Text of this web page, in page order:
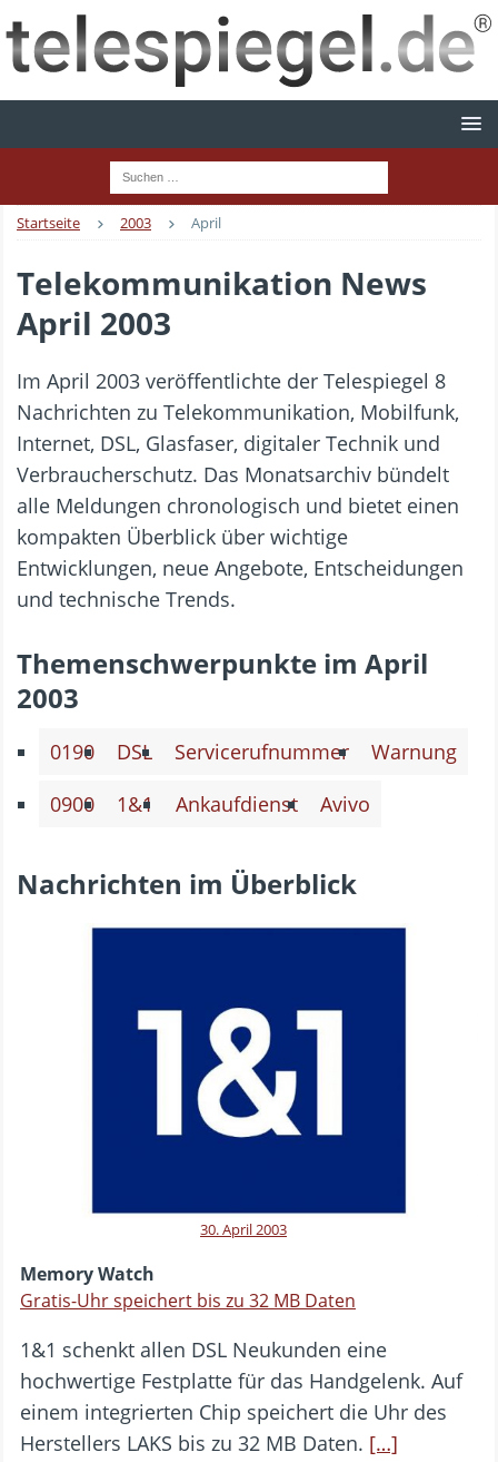
Startseite 2003 April
Telekommunikation News
April 2003
Im April 2003 veröffentlichte der Telespiegel 8
Nachrichten zu Telekommunikation, Mobilfunk,
Internet, DSL, Glasfaser, digitaler Technik und
Verbraucherschutz. Das Monatsarchiv bündelt
alle Meldungen chronologisch und bietet einen
kompakten Überblick über wichtige
Entwicklungen, neue Angebote, Entscheidungen
und technische Trends.
Themenschwerpunkte im April
2003
0190 DSL Servicerufnummer
Warnung
0900
1&1 Ankaufdienst Avivo
Nachrichten im Überblick
30. April 2003
Memory Watch
Gratis-Uhr speichert bis zu 32 MB Daten
1&1 schenkt allen DSL Neukunden eine
hochwertige Festplatte für das Handgelenk. Auf
einem integrierten Chip speichert die Uhr des
Herstellers LAKS bis zu 32 MB Daten. […]